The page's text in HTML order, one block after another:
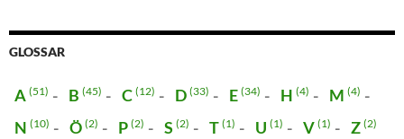
GLOSSAR
A (51) B (45) C (12) D (33) E (34) H (4) M (4)
N (10) Ö (2) P (2) S (2) T (1) U (1) V (1) Z (2)